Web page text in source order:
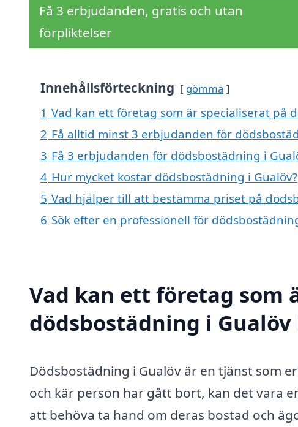
Få 3 erbjudanden, gratis och utan
förpliktelser
Innehållsförteckning gömma
1 Vad kan ett företag som är specialiserat på
2 Få alltid minst 3 erbjudanden för
3 Få 3 erbjudanden för dödsbostädning i
4 Hur mycket kostar dödsbostädning i Gualöv?
5 Vad hjälper till att bestämma priset på
6 Sök efter en professionell för
Vad kan ett företag som
dödsbostädning i
Dödsbostädning i Gualöv är en tjänst som
och kär person har gått bort, kan det vara
att behöva ta hand om deras bostad och